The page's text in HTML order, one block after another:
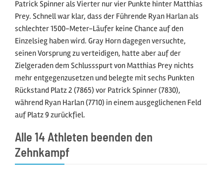
Patrick Spinner als Vierter nur vier Punkte hinter Matthias
Prey. Schnell war klar, dass der Führende Ryan Harlan als
schlechter 1500-Meter-Läufer keine Chance auf den
Einzelsieg haben wird. Gray Horn dagegen versuchte,
seinen Vorsprung zu verteidigen, hatte aber auf der
Zielgeraden dem Schlussspurt von Matthias Prey nichts
mehr entgegenzusetzen und belegte mit sechs Punkten
Rückstand Platz 2 (7865) vor Patrick Spinner (7830),
während Ryan Harlan (7710) in einem ausgeglichenen Feld
auf Platz 9 zurückfiel.
Alle 14 Athleten beenden den
Zehnkampf